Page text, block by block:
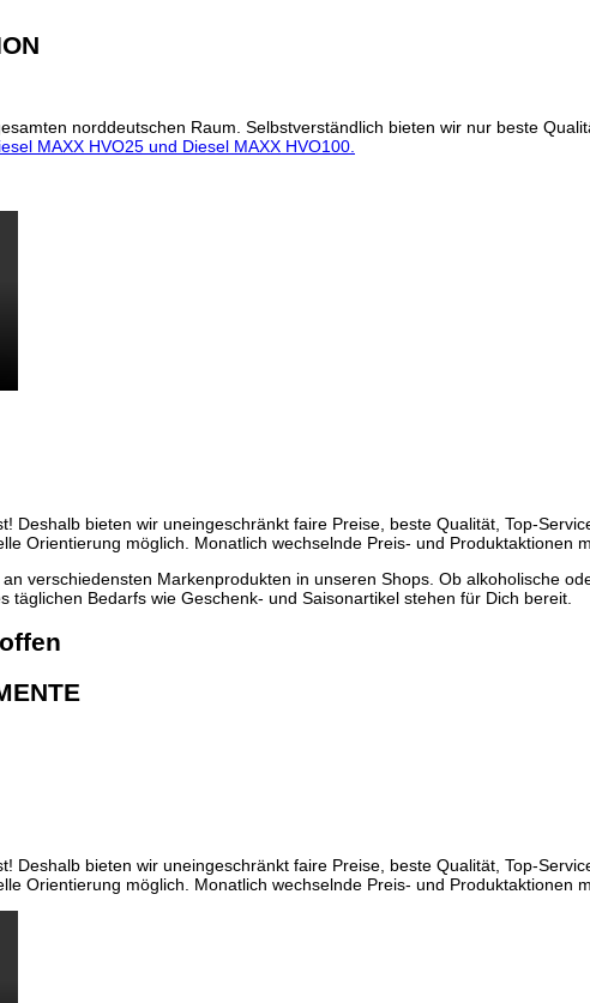
norddeutschen Raum. Selbstverständlich bieten wir nur beste
MAXX HVO25 und Diesel MAXX HVO100.
Deshalb bieten wir uneingeschränkt faire Preise, beste Qualität, Top-
Orientierung möglich. Monatlich wechselnde Preis- und Produktaktionen
verschiedensten Markenprodukten in unseren Shops. Ob alkoholische
täglichen Bedarfs wie Geschenk- und Saisonartikel stehen für Dich bereit.
Deshalb bieten wir uneingeschränkt faire Preise, beste Qualität, Top-
Orientierung möglich. Monatlich wechselnde Preis- und Produktaktionen